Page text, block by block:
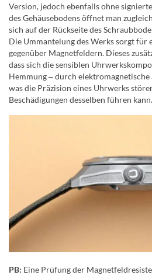
Version, jedoch ebenfalls ohne
des Gehäusebodens öffnet man
sich auf der Rückseite des
Die Ummantelung des Werks sorgt für
gegenüber Magnetfeldern. Dieses
dass sich die sensiblen
Hemmung ‒ durch
was die Präzision eines Uhrwerks
Beschädigungen desselben führen kann.
PB: Eine Prüfung der